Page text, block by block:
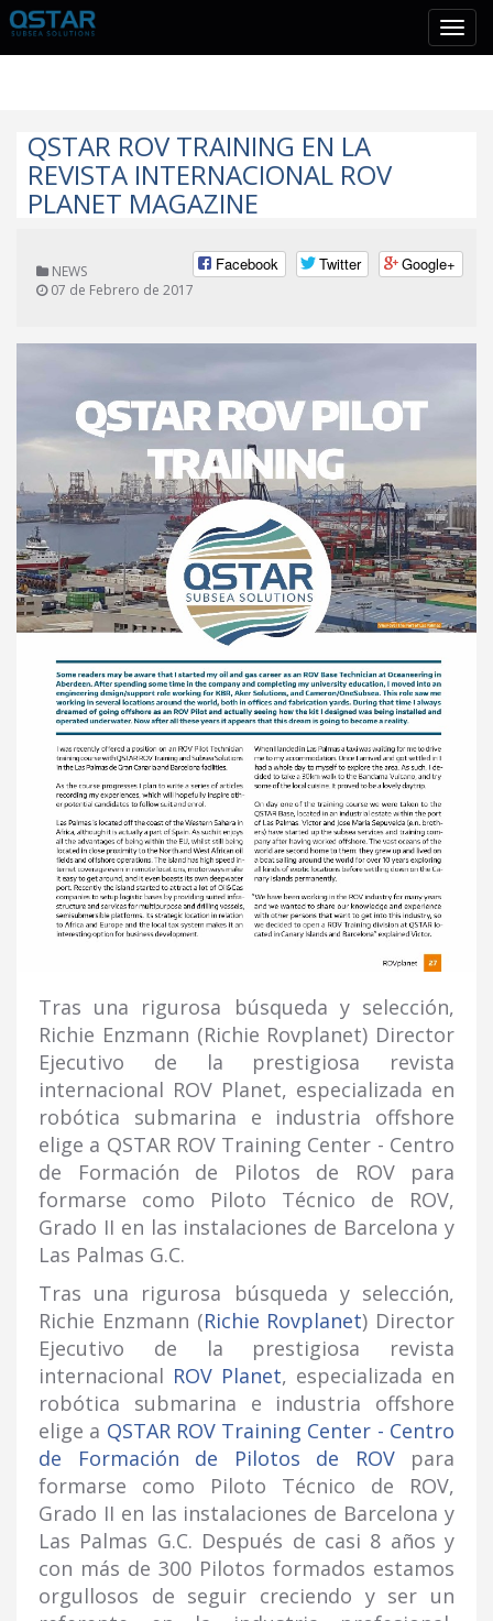
QSTAR ROV TRAINING EN LA
REVISTA INTERNACIONAL ROV
PLANET MAGAZINE
Facebook Twitter Google+
NEWS
07 de Febrero de 2017
Tras una rigurosa búsqueda y selección,
Richie Enzmann (Richie Rovplanet) Director
Ejecutivo de la prestigiosa revista
internacional ROV Planet, especializada en
robótica submarina e industria offshore
elige a QSTAR ROV Training Center - Centro
de Formación de Pilotos de ROV para
formarse como Piloto Técnico de ROV,
Grado II en las instalaciones de Barcelona y
Las Palmas G.C.
Tras una rigurosa búsqueda y selección,
Richie Enzmann (Richie Rovplanet) Director
Ejecutivo de la prestigiosa revista
internacional ROV Planet, especializada en
robótica submarina e industria offshore
elige a QSTAR ROV Training Center - Centro
de Formación de Pilotos de ROVpara
formarse como Piloto Técnico de ROV,
Grado II en las instalaciones de Barcelona y
Las Palmas G.C. Después de casi 8 años y
con más de 300 Pilotos formados estamos
orgullosos de seguir creciendo y ser un